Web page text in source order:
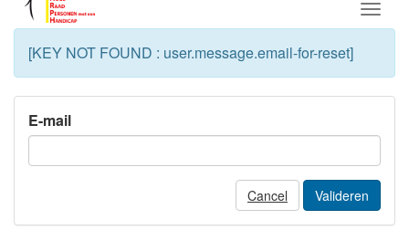
Menu
[KEY NOT FOUND : user.message.email-for-reset]
E-mail
Cancel